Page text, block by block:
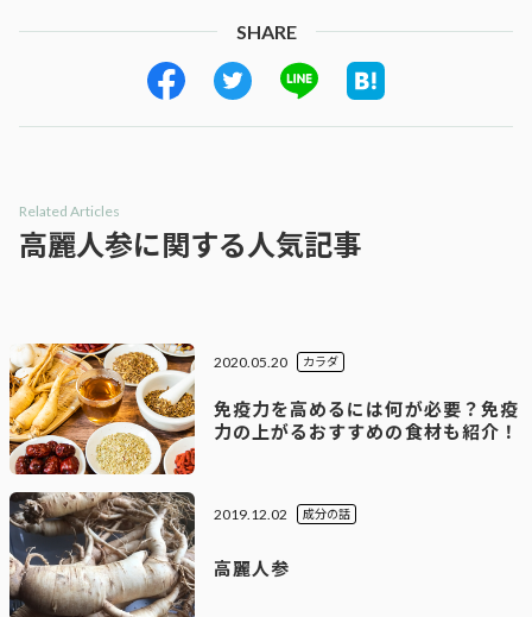
SHARE
Related Articles
高麗人参に関する人気記事
2020.05.20
免疫力を高めるには何が必要？免疫
力の上がるおすすめの食材も紹介！
カラダ
2019.12.02
高麗人参
成分の話